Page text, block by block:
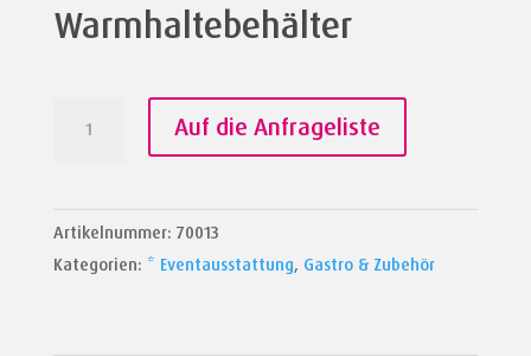
Warmhaltebehälter
Menge
Auf die Anfrageliste
Artikelnummer: 70013
Kategorien: * Eventausstattung, Gastro & Zubehör